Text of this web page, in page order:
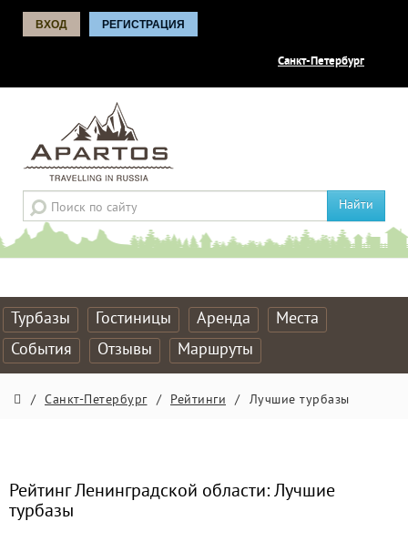
ВХОД РЕГИСТРАЦИЯ
Санкт-Петербург
Найти
Турбазы Гостиницы Аренда
Места
События
Отзывы Маршруты
/ Санкт-Петербург / Рейтинги / Лучшие турбазы
Рейтинг Ленинградской области: Лучшие
турбазы